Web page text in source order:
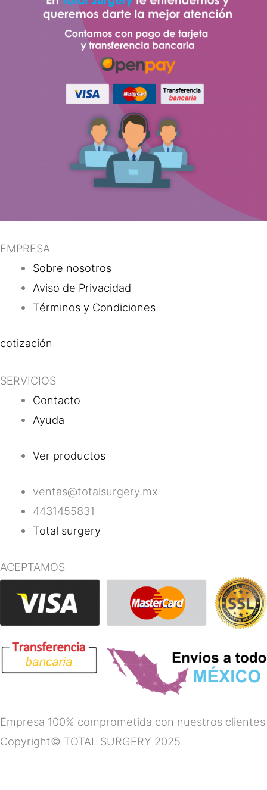
EMPRESA
Sobre nosotros
Aviso de Privacidad
Términos y Condiciones
cotización
SERVICIOS
Contacto
Ayuda
Ver productos
ventas@totalsurgery.mx
4431455831
Total surgery
ACEPTAMOS
Empresa 100% comprometida con nuestros clientes
Copyright© TOTAL SURGERY 2025